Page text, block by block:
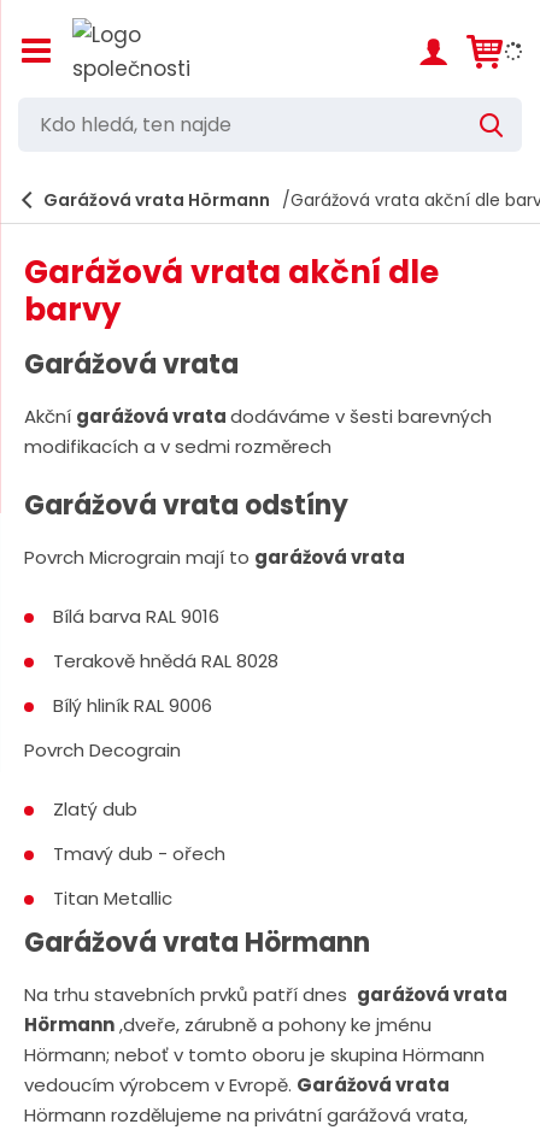
Z
o
t
/
k
ý
h
a
n
m
n
u
h
e
d
á
t
e
n
a
d
e
V
e
d
Garážová vrata Hörmann Garážová vrata akční dle
Garážová vrata akční dle
barvy
Garážová vrata
Akční garážová vratadodáváme v šesti barevných
modifikacích a v sedmi rozměrech
Garážová vrata odstíny
Povrch Micrograin mají to garážová vrata
Bílá barva RAL 9016
Terakově hnědá RAL 8028
Bílý hliník RAL 9006
Povrch Decograin
Zlatý dub
Tmavý dub - ořech
Titan Metallic
Garážová vrata Hörmann
Na trhu stavebních prvků patří dnes garážová vrata
Hörmann,dveře, zárubně a pohony ke jménu
Hörmann; neboť v tomto oboru je skupina Hörmann
vedoucím výrobcem v Evropě. Garážová vrata
Hörmann rozdělujeme na privátní garážová vrata,